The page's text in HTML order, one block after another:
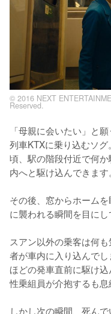
© 2016 NEXT
Reserved.
「母親に会いたい」と
列車KTXに乗り込むソ
頃、駅の階段付近で何
内へと駆け込んできます。
その後、窓からホーム
に襲われる瞬間を目にし
スアン以外の乗客は何
者が車内に入り込んで
ほどの発車直前に駆け
性乗組員が介抱するも息
しかし次の瞬間、死ん